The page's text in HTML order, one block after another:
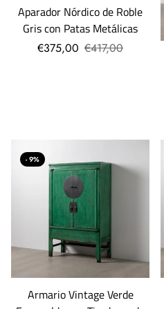
Aparador Nórdico de Roble
Gris con Patas Metálicas
€375,00 €417,00
- 9%
Armario Vintage Verde